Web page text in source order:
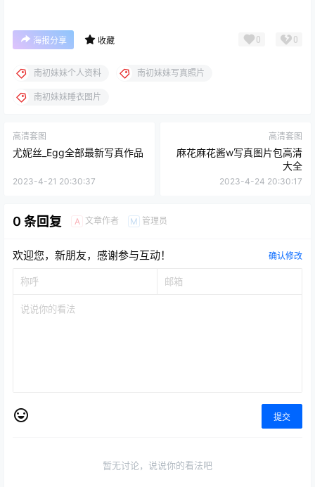
海报分享 收藏 0 0
南初妹妹个人资料 南初妹妹写真照片
南初妹妹睡衣图片
高清套图
尤妮丝_Egg全部最新写真作品
2023-4-21 20:30:37
高清套图
麻花麻花酱w写真图片包高清
大全
2023-4-24 20:30:17
0 条回复 A 文章作者 M 管理员
欢迎您，新朋友，感谢参与互动！ 确认修改
提交
暂无讨论，说说你的看法吧